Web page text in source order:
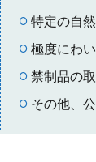
特定の自
極度にわ
禁制品の
その他、